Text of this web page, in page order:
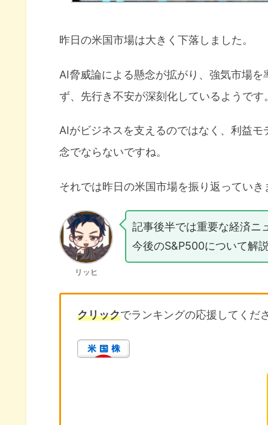
昨日の米国市場は大きく下落しました。
AI脅威論による懸念が拡がり、強気市場
ず、先行き不安が深刻化しているようです
AIがビジネスを支えるのではなく、利益
念でならないですね。
それでは昨日の米国市場を振り返っていき
リッヒ
記事後半では重要な経済ニ
今後のS&P500について解
クリックでランキングの応援してくだ